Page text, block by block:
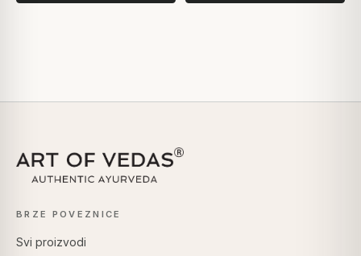
BRZE POVEZNICE
Svi proizvodi